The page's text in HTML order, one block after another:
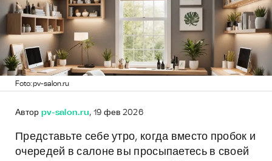
Foto: pv-salon.ru
Автор pv-salon.ru, 19 фев 2026
Представьте себе утро, когда вместо пробок и
очередей в салоне вы просыпаетесь в своей